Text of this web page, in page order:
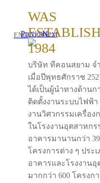
ENGPreviousNext
WAS
1984
บริษัท ทีคอนสยาม จ
เมื่อปีพุทธศักราช
ได้เป็นผู้นำทางด้านก
ติดตั้งงานระบบไฟฟ้า
งานวิศวกรรมเครื่อง
ในโรงงานอุตสาหกร
อาคารมานานกว่า
โครงการต่าง ๆ ประ
อาคารและโรงงานอุ
มากกว่า 600 โครงก